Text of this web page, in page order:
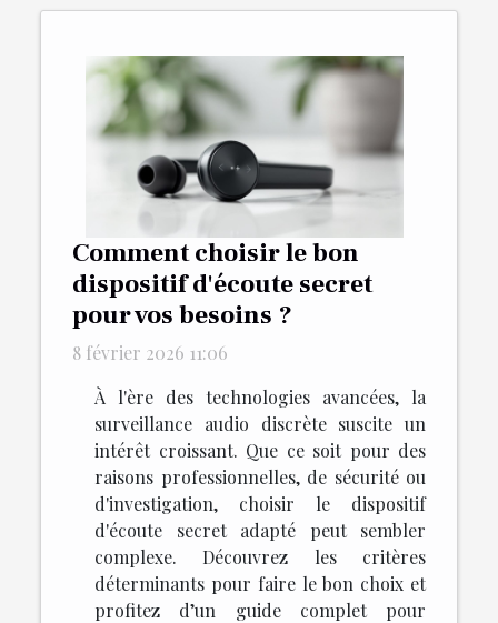
Comment choisir le bon
dispositif d'écoute secret
pour vos besoins ?
8 février 2026 11:06
À l'ère des technologies avancées, la
surveillance audio discrète suscite un
intérêt croissant. Que ce soit pour des
raisons professionnelles, de sécurité ou
d'investigation, choisir le dispositif
d'écoute secret adapté peut sembler
complexe. Découvrez les critères
déterminants pour faire le bon choix et
profitez d’un guide complet pour